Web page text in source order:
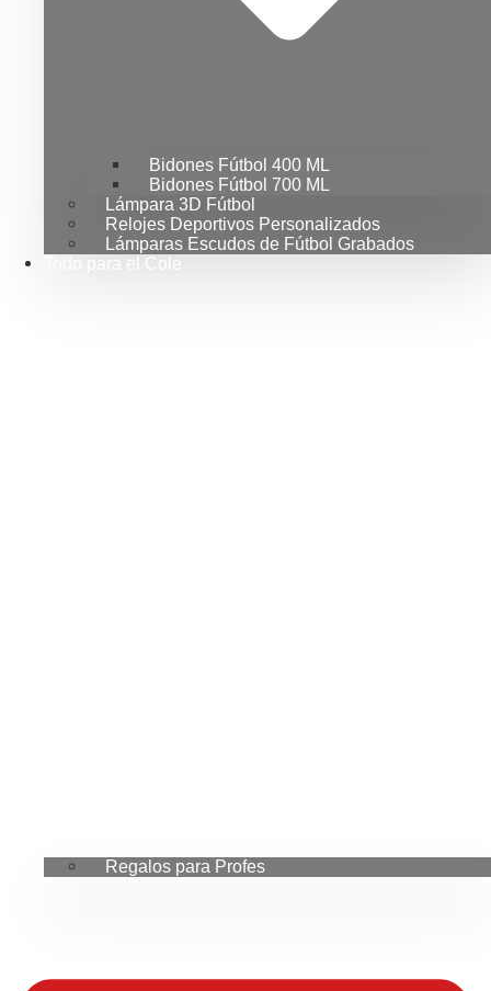
Bidones Fútbol 400 ML
Bidones Fútbol 700 ML
Lámpara 3D Fútbol
Relojes Deportivos Personalizados
Lámparas Escudos de Fútbol Grabados
Todo para el Cole
Regalos para Profes